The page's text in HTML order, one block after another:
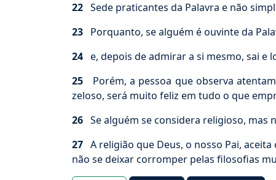
22 Sede praticantes da Palavra e não
23 Porquanto, se alguém é ouvinte da
24 e, depois de admirar a si mesmo, sai e
25 Porém, a pessoa que observa
zeloso, será muito feliz em tudo o que
26 Se alguém se considera religioso, mas
27 A religião que Deus, o nosso Pai,
não se deixar corromper pelas filosofias